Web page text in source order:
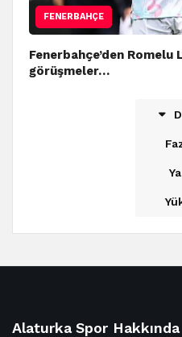
FENERBAHÇE
Fenerbahçe’den
görüşmeler…
Alaturka Spor Hakkında